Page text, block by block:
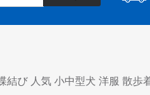
び 人気 小中型犬 洋服 散歩